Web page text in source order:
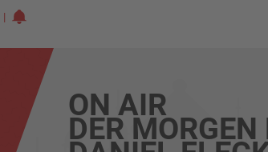
ON AIR
DER